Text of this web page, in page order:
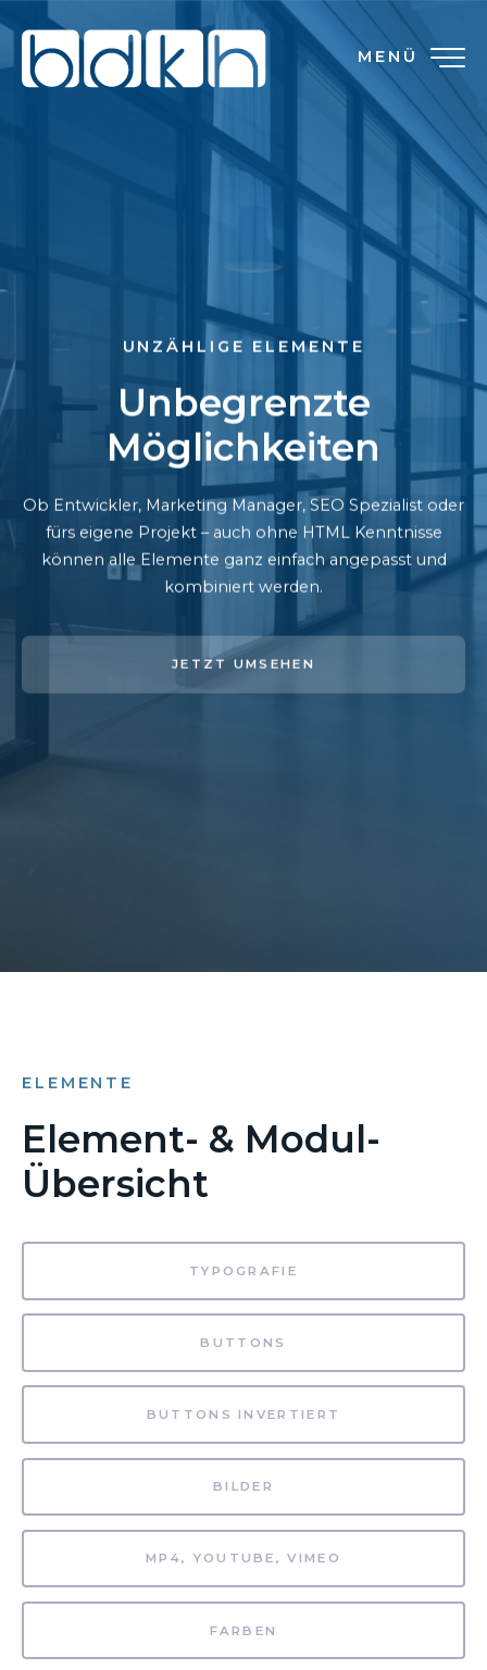
MENÜ
UNZÄHLIGE ELEMENTE
Unbegrenzte
Möglichkeiten
Ob Entwickler, Marketing Manager, SEO Spezialist oder
fürs eigene Projekt – auch ohne HTML Kenntnisse
können alle Elemente ganz einfach angepasst und
kombiniert werden.
JETZT UMSEHEN
ELEMENTE
Element- & Modul-
Übersicht
TYPOGRAFIE
BUTTONS
BUTTONS INVERTIERT
BILDER
MP4, YOUTUBE, VIMEO
FARBEN